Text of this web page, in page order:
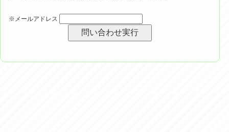
※メールアドレス
問い合わせ実行